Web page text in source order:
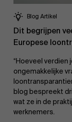
Blog Artikel
Dit begrijpen
Europese
“Hoeveel verdien
ongemakkelijke
blog bespreekt
wat ze in de
werknemers.